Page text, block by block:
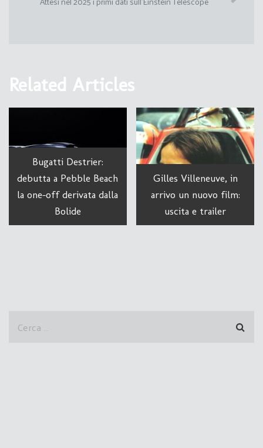
Related Articles
Bugatti Destrier:
debutta a Pebble Beach
la one-off derivata dalla
Bolide
Gilles Villeneuve, in
arrivo un nuovo film:
uscita e trailer